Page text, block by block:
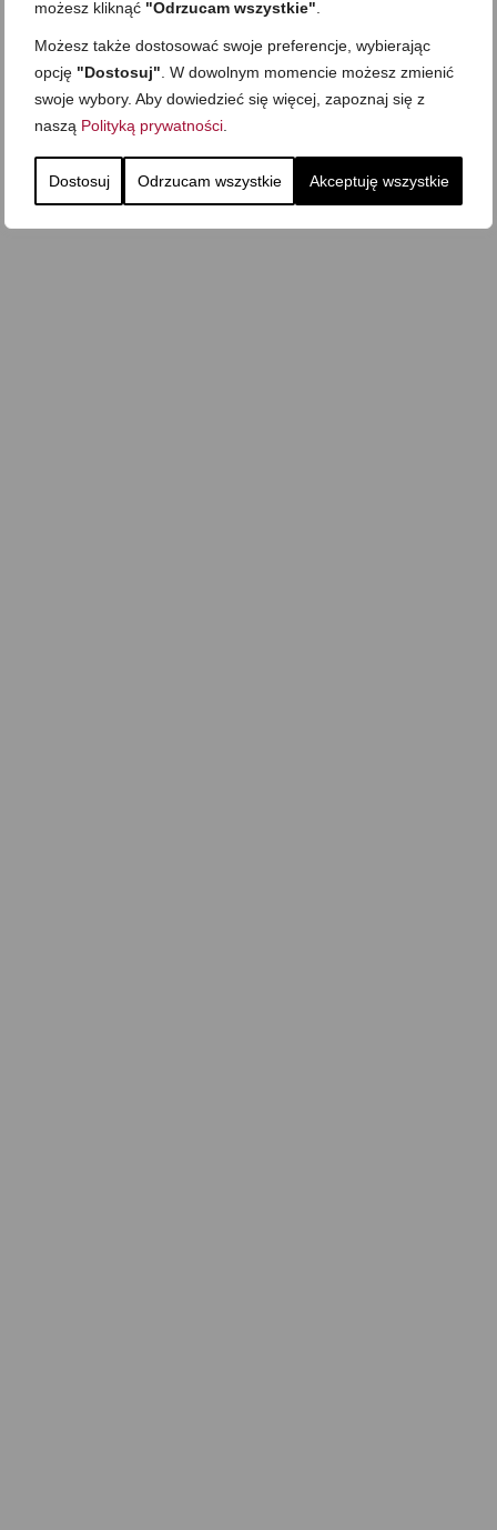
możesz kliknąć "Odrzucam wszystkie"
Możesz także dostosować swoje preferencje, wybierając
opcję "Dostosuj" . W dowolnym momencie możesz zmienić
swoje wybory. Aby dowiedzieć się więcej, zapoznaj się z
naszą Polityką prywatności
Dostosuj Odrzucam wszystkie Akceptuję wszystkie
Domowy ketchup (bez
Tarta francuska z
Domowe żelki
Zupa kurkowa z
selerem i pietruszką
prosta sałatka
Najprostszy klasyczny
(zawsze się uda!)